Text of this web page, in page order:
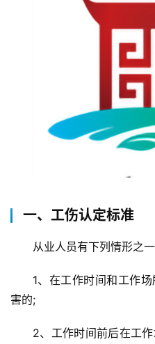
一、工伤认定标准
从业人员有下列情形之
1、在工作时间和工作
害的;
2、工作时间前后在工